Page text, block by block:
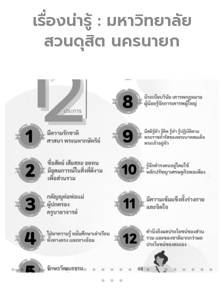
เรื่องน่ารู้ : มหาวิทยาลัย
สวนดุสิต นครนายก
Previous